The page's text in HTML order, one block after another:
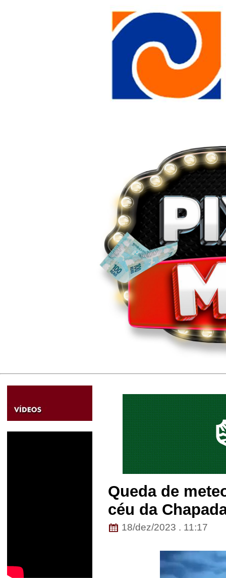
Queda de
céu da
18/dez/2023 . 11:17